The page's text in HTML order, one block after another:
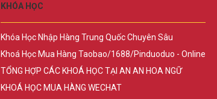
KHÓA HỌC
Khóa Học Nhập Hàng Trung Quốc Chuyên Sâu
Khoá Học Mua Hàng Taobao/1688/Pinduoduo - Online
TỔNG HỢP CÁC KHOÁ HỌC TẠI AN AN HOA NGỮ
KHOÁ HỌC MUA HÀNG WECHAT